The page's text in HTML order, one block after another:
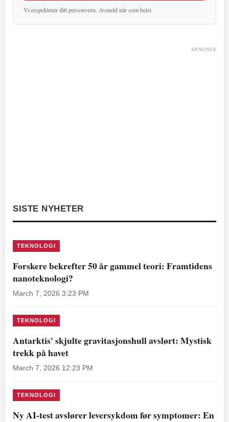
Vi respekterer ditt personvern. Avmeld når som helst.
ANNONSE
SISTE NYHETER
TEKNOLOGI
Forskere bekrefter 50 år gammel teori: Framtidens
nanoteknologi?
March 7, 2026 3:23 PM
TEKNOLOGI
Antarktis' skjulte gravitasjonshull avslørt: Mystisk
trekk på havet
March 7, 2026 12:23 PM
TEKNOLOGI
Ny AI-test avslører leversykdom før symptomer: En